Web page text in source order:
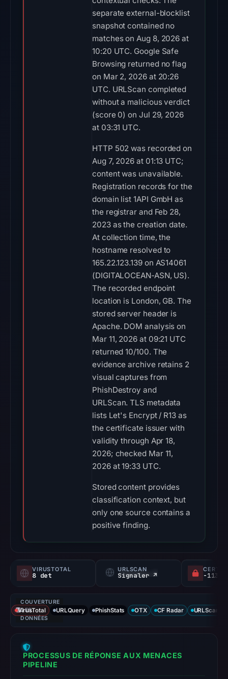
separate external-blocklist
snapshot contained no
matches on Aug 8, 2026 at
10:20 UTC. Google Safe
Browsing returned no flag
on Mar 2, 2026 at 20:26
UTC. URLScan completed
without a malicious verdict
(score 0) on Jul 29, 2026
at 03:31 UTC.
HTTP 502 was recorded on
Aug 7, 2026 at 01:13 UTC;
content was unavailable.
Registration records for the
domain list 1API GmbH as
the registrar and Feb 28,
2023 as the creation date.
At collection time, the
hostname resolved to
165.22.123.139 on AS14061
(DIGITALOCEAN-ASN, US).
The recorded endpoint
location is London, GB. The
stored server header is
Apache. DOM analysis on
Mar 11, 2026 at 09:21 UTC
returned 10/100. The
evidence archive retains 2
visual captures from
PhishDestroy and
URLScan. TLS metadata
lists Let's Encrypt / R13 as
the certificate issuer with
validity through Apr 18,
2026; checked Mar 11,
2026 at 19:33 UTC.
Stored content provides
classification context, but
only one source contains a
positive finding.
VIRUSTOTAL
8 det
URLSCAN
Signaler ↗
COUVERTURE
DES
DONNÉES
VirusTotal URLQuery PhishStats OTX CF Radar URLScan
PROCESSUS DE RÉPONSE AUX MENACES
PIPELINE